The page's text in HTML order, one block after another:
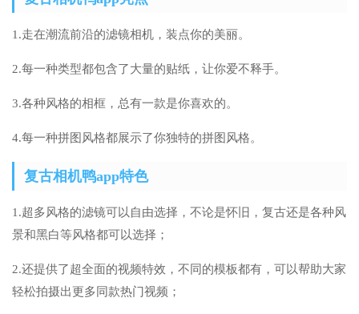
1.走在潮流前沿的滤镜相机，装点你的美丽。
2.每一种类型都包含了大量的贴纸，让你爱不释手。
3.各种风格的相框，总有一款是你喜欢的。
4.每一种拼图风格都展示了你独特的拼图风格。
复古相机鸭app特色
1.超多风格的滤镜可以自由选择，不论是怀旧，复古还是各种风
景和黑白等风格都可以选择；
2.还提供了超全面的视频特效，不同的模板都有，可以帮助大家
轻松拍摄出更多同款热门视频；